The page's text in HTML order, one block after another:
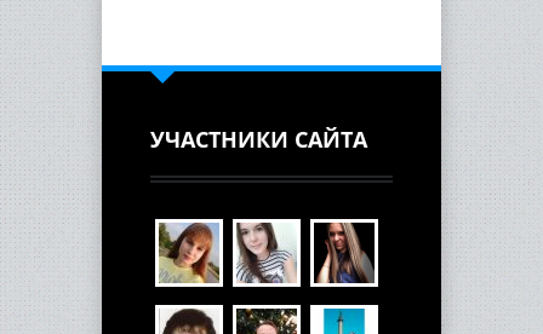
УЧАСТНИКИ САЙТА